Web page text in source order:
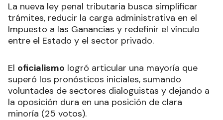
La nueva ley penal tributaria busca simplificar
trámites, reducir la carga administrativa en el
Impuesto a las Ganancias y redefinir el vínculo
entre el Estado y el sector privado.
El oficialismo logró articular una mayoría que
superó los pronósticos iniciales, sumando
voluntades de sectores dialoguistas y dejando a
la oposición dura en una posición de clara
minoría (25 votos).